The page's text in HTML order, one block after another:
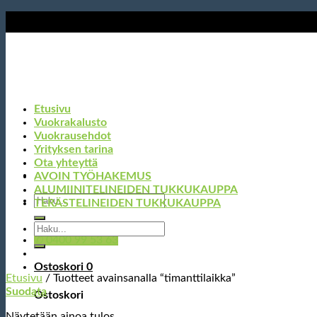
to
Etsi:
✆ 0400 99 53 63
Ostoskori 0
Ostoskori
Etusivu
Vuokrakalusto
Vuokrausehdot
Yrityksen tarina
Ota yhteyttä
AVOIN TYÖHAKEMUS
ALUMIINITELINEIDEN TUKKUKAUPPA
TERÄSTELINEIDEN TUKKUKAUPPA
Etsi:
Etusivu / Tuotteet avainsanalla “timanttilaikka”
Suodata